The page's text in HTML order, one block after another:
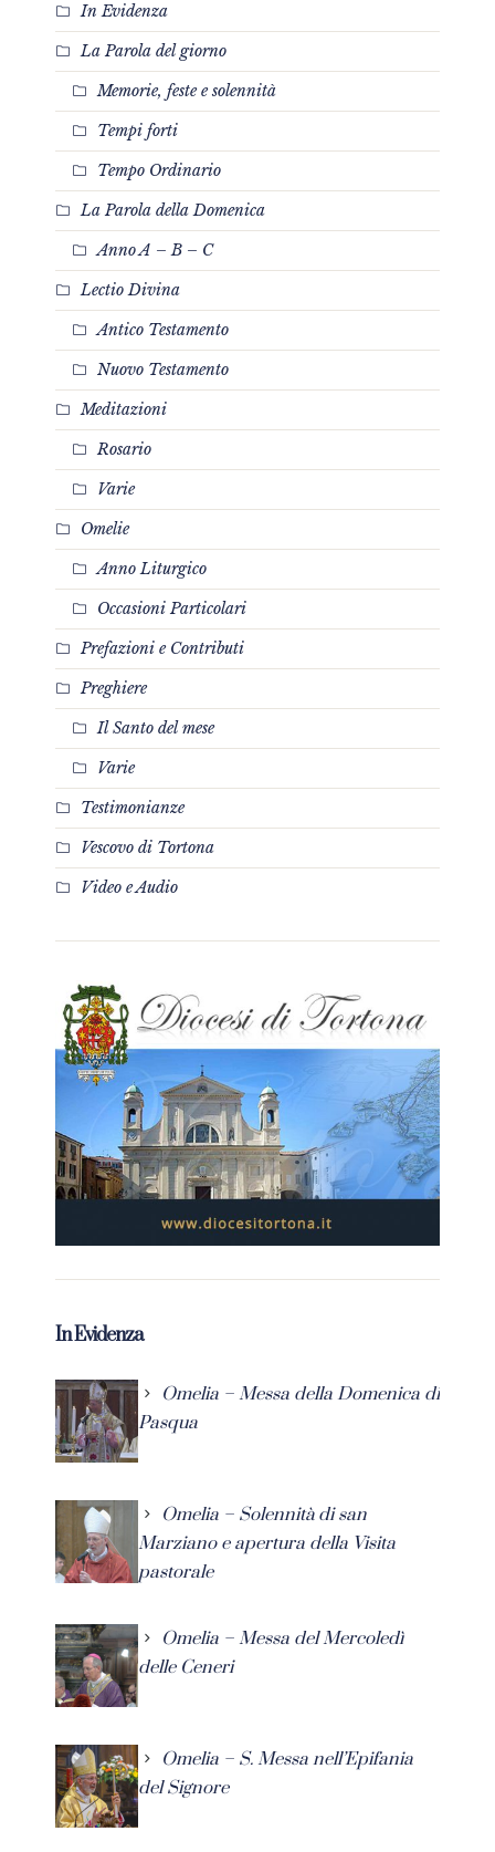
In Evidenza
La Parola del giorno
Memorie, feste e solennità
Tempi forti
Tempo Ordinario
La Parola della Domenica
Anno A – B – C
Lectio Divina
Antico Testamento
Nuovo Testamento
Meditazioni
Rosario
Varie
Omelie
Anno Liturgico
Occasioni Particolari
Prefazioni e Contributi
Preghiere
Il Santo del mese
Varie
Testimonianze
Vescovo di Tortona
Video e Audio
In Evidenza
Omelia – Messa della Domenica di
Pasqua
Omelia – Solennità di san
Marziano e apertura della Visita
pastorale
Omelia – Messa del Mercoledì
delle Ceneri
Omelia – S. Messa nell’Epifania
del Signore